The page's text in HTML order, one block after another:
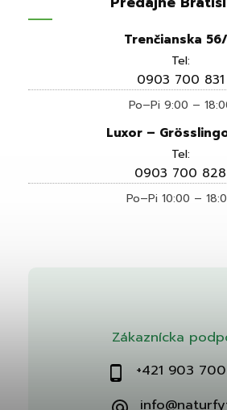
Zákaznícka
+421 903
Trenčianska
Tel:
0903 700 831
Po–Pi 9:00 –
Luxor –
Tel:
0903 700 828
Po–Pi 10:00 –